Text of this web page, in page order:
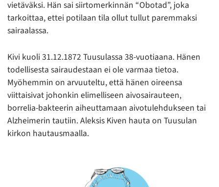
vietäväksi. Hän sai siirtomerkinnän “Obotad”, joka
tarkoittaa, ettei potilaan tila ollut tullut paremmaksi
sairaalassa.
Kivi kuoli 31.12.1872 Tuusulassa 38-vuotiaana. Hänen
todellisesta sairaudestaan ei ole varmaa tietoa.
Myöhemmin on arvuuteltu, että hänen oireensa
viittaisivat johonkin elimelliseen aivosairauteen,
borrelia-bakteerin aiheuttamaan aivotulehdukseen tai
Alzheimerin tautiin. Aleksis Kiven hauta on Tuusulan
kirkon hautausmaalla.